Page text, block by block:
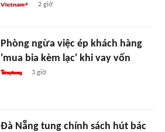
2 giờ
Phòng ngừa việc ép khách hàng
'mua bia kèm lạc' khi vay vốn
3 giờ
Đà Nẵng tung chính sách hút bác